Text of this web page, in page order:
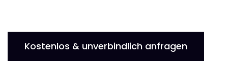
Kostenlos & unverbindlich anfragen